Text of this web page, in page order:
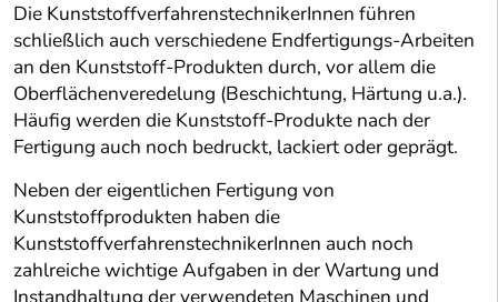
Die KunststoffverfahrenstechnikerInnen führen
schließlich auch verschiedene Endfertigungs-Arbeiten
an den Kunststoff-Produkten durch, vor allem die
Oberflächenveredelung (Beschichtung, Härtung u.a.).
Häufig werden die Kunststoff-Produkte nach der
Fertigung auch noch bedruckt, lackiert oder geprägt.
Neben der eigentlichen Fertigung von
Kunststoffprodukten haben die
KunststoffverfahrenstechnikerInnen auch noch
zahlreiche wichtige Aufgaben in der Wartung und